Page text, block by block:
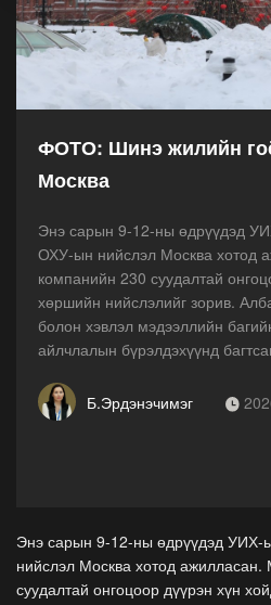
ФОТО: Шинэ жилийн
Москва
Энэ сарын 9-12-ны өдрүүдэд
ОХУ-ын нийслэл Москва хотод
компанийн 230 суудалтай
хөршийн нийслэлийг зорив.
болон хэвлэл мэдээллийн
айлчлалын бүрэлдэхүүнд
Б.Эрдэнэчимэг
Энэ сарын 9-12-ны өдрүүдэд
нийслэл Москва хотод
суудалтай онгоцоор дүүрэн хүн